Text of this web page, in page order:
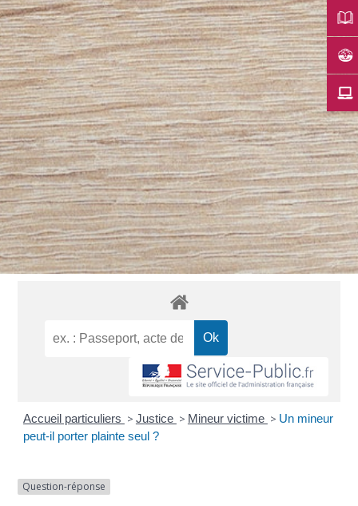
Accueil particuliers > Justice > Mineur victime > Un mineur
peut-il porter plainte seul ?
Question-réponse